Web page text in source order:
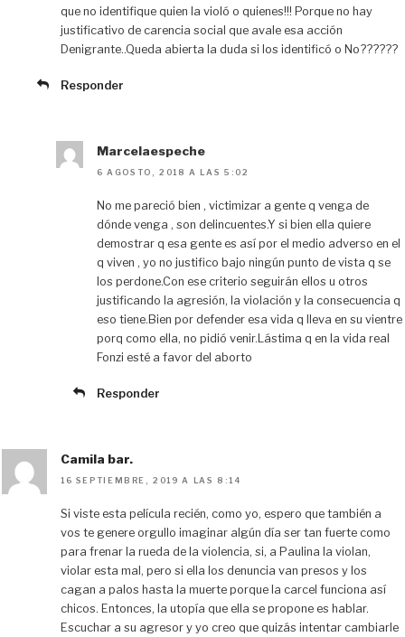
que no identifique quien la violó o quienes!!! Porque no hay
justificativo de carencia social que avale esa acción
Denigrante..Queda abierta la duda si los identificó o No??????
Responder
Marcelaespeche
6 AGOSTO, 2018 A LAS 5:02
No me pareció bien , victimizar a gente q venga de
dónde venga , son delincuentes.Y si bien ella quiere
demostrar q esa gente es así por el medio adverso en el
q viven , yo no justifico bajo ningún punto de vista q se
los perdone.Con ese criterio seguirán ellos u otros
justificando la agresión, la violación y la consecuencia q
eso tiene.Bien por defender esa vida q lleva en su vientre
porq como ella, no pidió venir.Lástima q en la vida real
Fonzi esté a favor del aborto
Responder
Camila bar.
16 SEPTIEMBRE, 2019 A LAS 8:14
Si viste esta película recién, como yo, espero que también a
vos te genere orgullo imaginar algún día ser tan fuerte como
para frenar la rueda de la violencia, si, a Paulina la violan,
violar esta mal, pero si ella los denuncia van presos y los
cagan a palos hasta la muerte porque la carcel funciona así
chicos. Entonces, la utopía que ella se propone es hablar.
Escuchar a su agresor y yo creo que quizás intentar cambiarle